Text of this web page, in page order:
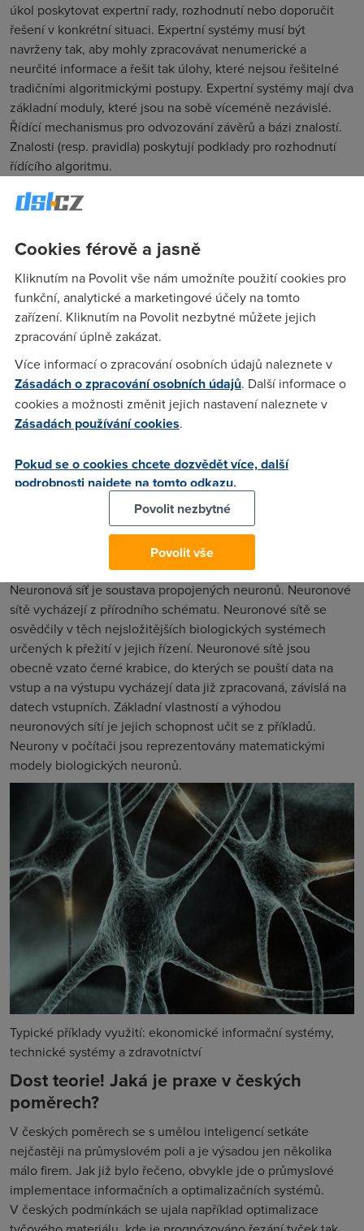
úkol poskytovat expertní rady, rozhodnutí nebo doporučit
řešení v konkrétní situaci. Expertní systémy musí být
navrženy tak, aby mohly zpracovávat nenumerické a
neurčité informace a řešit tak úlohy, které nejsou řešitelné
tradičními algoritmickými postupy. Expertní systémy mají dva
základní moduly, které jsou na sobě víceméně nezávislé.
Řídící mechanismus pro odvozování závěrů a bázi znalostí.
Znalosti (resp. pravidla) poskytují podklady pro rozhodnutí
řídícího algoritmu.
Typické příklady využití: pomáhá uživatelům získat znalosti,
specializace na expertní záležitosti, pomáhá organizovat
Genetické algoritmy
Genetické algoritmy využívají heuristickou metodu, kterou
se snaží za pomoci aplikace principů evoluční biologie
nalézt řešení složitých problémů, pro které neexistuje
použitelný exaktní algoritmus. Genetické algoritmy používají
napodobující evoluční procesy známé z biologie –
dědičnost, mutace, přirozený výběr či křížení – účelem je
šlechtění řešení zadané úlohy. Princip práce genetického
algoritmu je postupná tvorba generací různých řešení
každý jedinec představuje jedno řešení daného problému.
Jak populace probíhá evolucí, řešení se zlepšují.
Typický příklad využití: průmyslové úlohy – dělení materiálu,
předpověď budoucího vývoje, statistické metody
Neuronová síť je soustava propojených neuronů. Neuronové
sítě vycházejí z přírodního schématu. Neuronové sítě se
osvědčily v těch nejsložitějších biologických systémech
určených k přežití v jejich řízení. Neuronové sítě jsou
obecně vzato černé krabice, do kterých se pouští data na
vstup a na výstupu vycházejí data již zpracovaná, závislá na
datech vstupních. Základní vlastností a výhodou
neuronových sítí je jejich schopnost učit se z příkladů.
Neurony v počítači jsou reprezentovány matematickými
modely biologických neuronů.
Typické příklady využití: ekonomické informační systémy,
technické systémy a zdravotnictví
Dost teorie! Jaká je praxe v českých
poměrech?
V českých poměrech se s umělou inteligencí setkáte
nejčastěji na průmyslovém poli a je výsadou jen několika
málo firem. Jak již bylo řečeno, obvykle jde o průmyslové
implementace informačních a optimalizačních systémů.
V českých podmínkách se ujala například optimalizace
Cookies férově a jasně
Kliknutím na Povolit vše nám umožníte použití cookies pro
funkční, analytické a marketingové účely na tomto
zařízení. Kliknutím na Povolit nezbytné můžete jejich
zpracování úplně zakázat.
Více informací o zpracování osobních údajů naleznete v
Zásadách o zpracování osobních údajů. Další informace o
cookies a možnosti změnit jejich nastavení naleznete v
Zásadách používání cookies.
Pokud se o cookies chcete dozvědět více, další
podrobnosti najdete na tomto odkazu.
Povolit nezbytné
Povolit vše